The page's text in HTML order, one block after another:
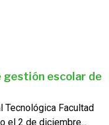
gestión escolar de
Tecnológica Facultad
el 2 de diciembre...